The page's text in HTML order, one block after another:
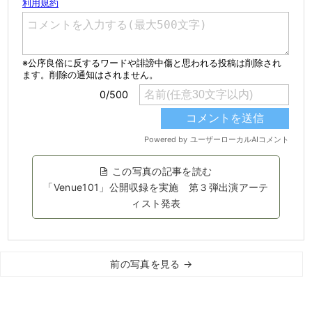
この写真の記事を読む
「Venue101」公開収録を実施 第３弾出演アーテ
ィスト発表
前の写真を見る →